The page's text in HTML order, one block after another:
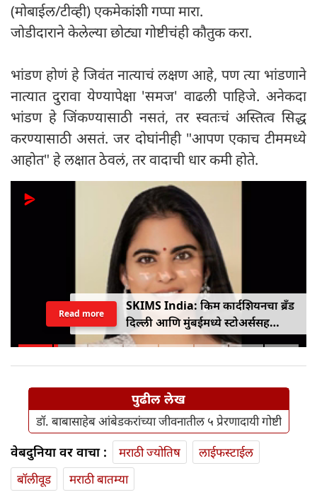
(मोबाईल/टीव्ही) एकमेकांशी गप्पा मारा.
जोडीदाराने केलेल्या छोट्या गोष्टीचंही कौतुक करा.
भांडण होणं हे जिवंत नात्याचं लक्षण आहे, पण त्या भांडणाने
नात्यात दुरावा येण्यापेक्षा 'समज' वाढली पाहिजे. अनेकदा
भांडण हे जिंकण्यासाठी नसतं, तर स्वतःचं अस्तित्व सिद्ध
करण्यासाठी असतं. जर दोघांनीही "आपण एकाच टीममध्ये
आहोत" हे लक्षात ठेवलं, तर वादाची धार कमी होते.
SKIMS India: किम कार्दशियनचा ब्रँड
दिल्ली आणि मुंबईमध्ये स्टोअर्ससह
भारतात प्रवेश करणार
Read more
पुढील लेख
डॉ. बाबासाहेब आंबेडकरांच्या जीवनातील ५ प्रेरणादायी गोष्टी
वेबदुनिया वर वाचा : मराठी ज्योतिष
लाईफस्टाईल
बॉलीवूड
मराठी बातम्या